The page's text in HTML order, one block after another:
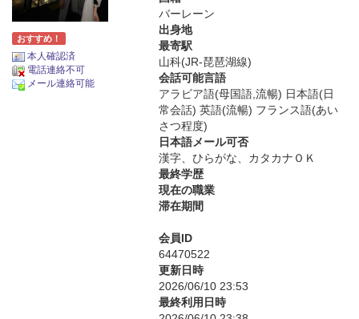
おすすめ！
本人確認済
電話連絡不可
メール連絡可能
バーレーン
出身地
最寄駅
山科(JR-琵琶湖線)
会話可能言語
アラビア語(母国語,流暢) 日本語(日
常会話) 英語(流暢) フランス語(あい
さつ程度)
日本語メール可否
漢字、ひらがな、カタカナＯＫ
最終学歴
現在の職業
滞在期間
会員ID
64470522
更新日時
2026/06/10 23:53
最終利用日時